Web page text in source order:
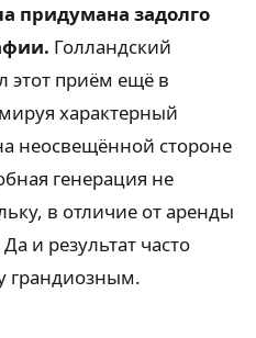
придумана задолго
Голландский
этот приём ещё в
характерный
неосвещённой стороне
генерация не
в отличие от аренды
и результат часто
грандиозным.